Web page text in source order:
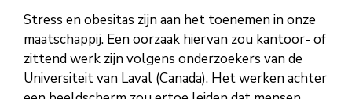
Stress en obesitas zijn aan het toenemen in onze
maatschappij. Een oorzaak hiervan zou kantoor- of
zittend werk zijn volgens onderzoekers van de
Universiteit van Laval (Canada). Het werken achter